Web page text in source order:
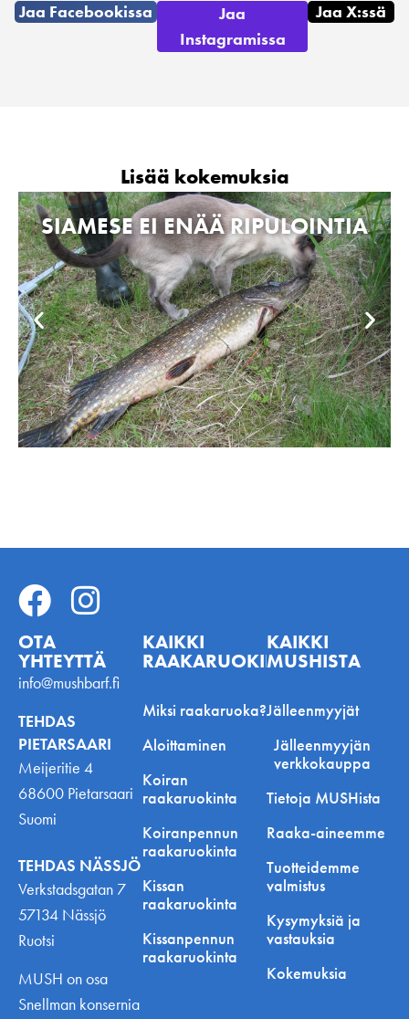
Jaa Facebookissa
Jaa
Instagramissa
Jaa X:ssä
Lisää kokemuksia
SIAMESE EI ENÄÄ RIPULOINTIA
OTA
YHTEYTTÄ
info@mushbarf.fi
TEHDAS
PIETARSAARI
Meijeritie 4
68600 Pietarsaari
Suomi
TEHDAS NÄSSJÖ
Verkstadsgatan 7
57134 Nässjö
Ruotsi
MUSH on osa
Snellman konsernia
KAIKKI
RAAKARUOKINNASTA
Miksi raakaruoka?
Aloittaminen
Koiran
raakaruokinta
Koiranpennun
raakaruokinta
Kissan
raakaruokinta
Kissanpennun
raakaruokinta
KAIKKI
MUSHISTA
Jälleenmyyjät
Jälleenmyyjän
verkkokauppa
Tietoja MUSHista
Raaka-aineemme
Tuotteidemme
valmistus
Kysymyksiä ja
vastauksia
Kokemuksia